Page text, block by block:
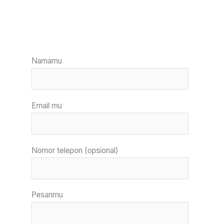
Namamu
Email mu
Nomor telepon (opsional)
Pesanmu